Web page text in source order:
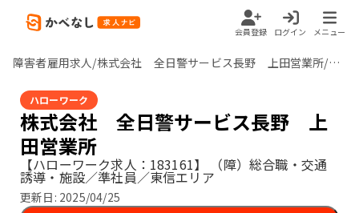
会員登録 ログイン メニュー
障害者雇用求人/株式会社 全日警サービス長野 上田営業所/長野県
ハローワーク
株式会社 全日警サービス長野 上
田営業所
【ハローワーク求人：183161】 （障）総合職・交通
誘導・施設／準社員／東信エリア
更新日: 2025/04/25